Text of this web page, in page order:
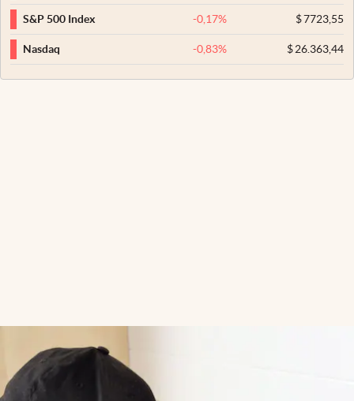
S&P 500 Index -0,17% $7723,55
Nasdaq -0,83% $26.363,44